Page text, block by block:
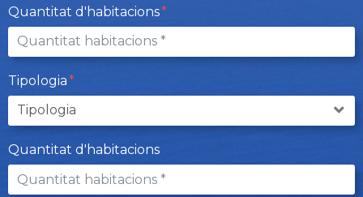
Quantitat d'habitacions
Tipologia
Quantitat d'habitacions